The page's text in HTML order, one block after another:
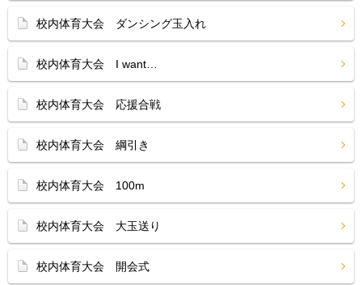
校内体育大会 ダンシング玉入れ
校内体育大会 I want…
校内体育大会 応援合戦
校内体育大会 綱引き
校内体育大会 100m
校内体育大会 大玉送り
校内体育大会 開会式